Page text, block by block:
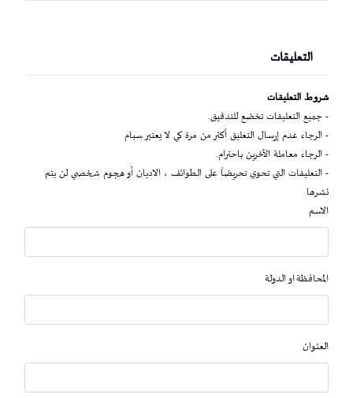
التعليقات
شروط التعليقات
- جميع التعليقات تخضع للتدقيق.
- الرجاء عدم إرسال التعليق أكثر من مرة كي لا يعتبر سبام
- الرجاء معاملة الآخرين باحترام.
- التعليقات التي تحوي تحريضاً على الطوائف ، الاديان أو هجوم شخصي لن يتم
نشرها
الاسم
المحافظة او الدولة
العنوان